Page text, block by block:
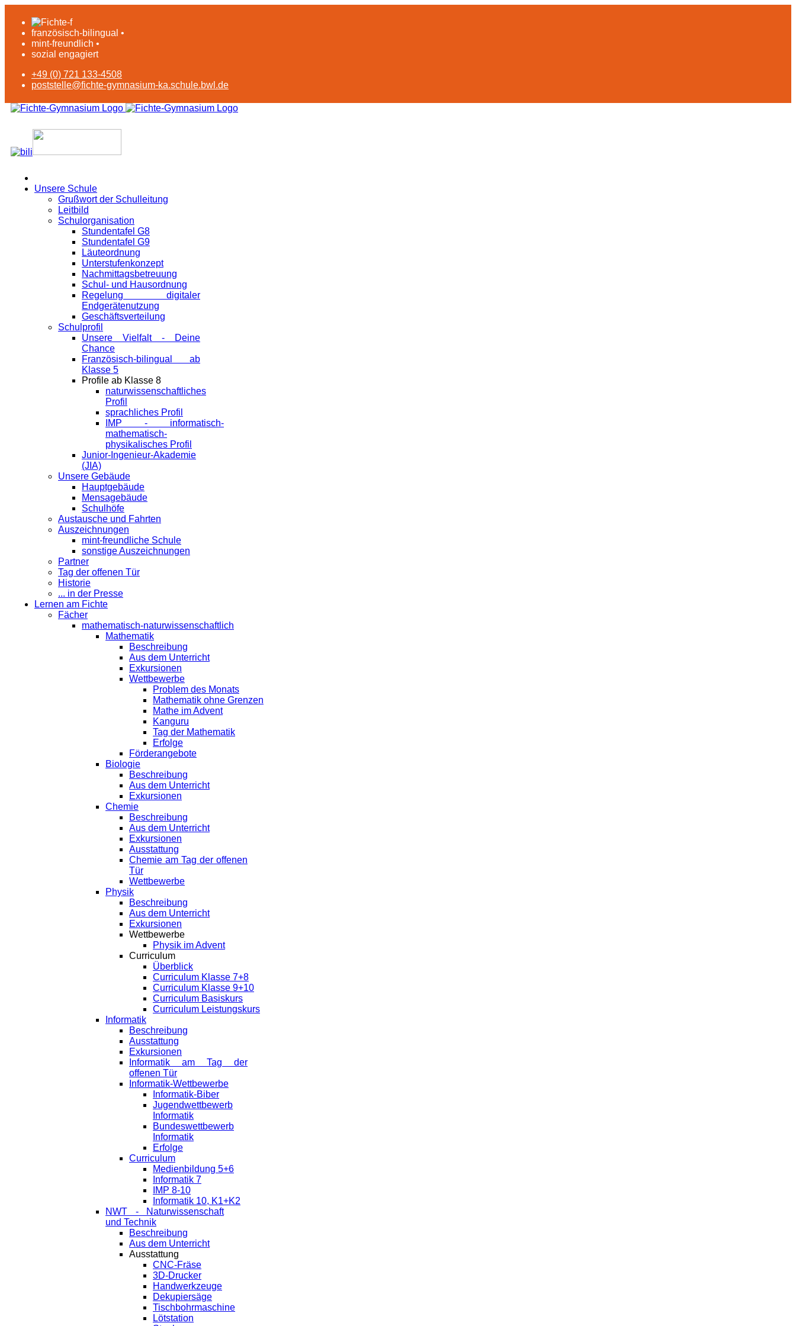
französisch-bilingual •
mint-freundlich •
sozial engagiert
+49 (0) 721 133-4508
poststelle@fichte-gymnasium-ka.schule.bwl.de
Unsere Schule
Grußwort der Schulleitung
Leitbild
Schulorganisation
Stundentafel G8
Stundentafel G9
Läuteordnung
Unterstufenkonzept
Nachmittagsbetreuung
Schul- und Hausordnung
Regelung digitaler
Endgeräte­nutzung
Geschäftsverteilung
Schulprofil
Unsere Vielfalt - Deine
Chance
Französisch-bilingual ab
Klasse 5
Profile ab Klasse 8
naturwissenschaftliches
Profil
sprachliches Profil
IMP - informatisch-
mathematisch-
physikalisches Profil
Junior-Ingenieur-Akademie
(JIA)
Unsere Gebäude
Hauptgebäude
Mensagebäude
Schulhöfe
Austausche und Fahrten
Auszeichnungen
mint-freundliche Schule
sonstige Auszeichnungen
Partner
Tag der offenen Tür
Historie
... in der Presse
Lernen am Fichte
Fächer
mathematisch-naturwissenschaftlich
Mathematik
Beschreibung
Aus dem Unterricht
Exkursionen
Wettbewerbe
Problem des Monats
Mathematik ohne Grenzen
Mathe im Advent
Kanguru
Tag der Mathematik
Erfolge
Förderangebote
Biologie
Beschreibung
Aus dem Unterricht
Exkursionen
Chemie
Beschreibung
Aus dem Unterricht
Exkursionen
Ausstattung
Chemie am Tag der offenen
Tür
Wettbewerbe
Physik
Beschreibung
Aus dem Unterricht
Exkursionen
Wettbewerbe
Physik im Advent
Curriculum
Überblick
Curriculum Klasse 7+8
Curriculum Klasse 9+10
Curriculum Basiskurs
Curriculum Leistungskurs
Informatik
Beschreibung
Ausstattung
Exkursionen
Informatik am Tag der
offenen Tür
Informatik-Wettbewerbe
Informatik-Biber
Jugendwettbewerb
Informatik
Bundeswettbewerb
Informatik
Erfolge
Curriculum
Medienbildung 5+6
Informatik 7
IMP 8-10
Informatik 10, K1+K2
NWT - Naturwissenschaft
und Technik
Beschreibung
Aus dem Unterricht
Ausstattung
CNC-Fräse
3D-Drucker
Handwerkzeuge
Dekupiersäge
Tischbohrmaschine
Lötstation